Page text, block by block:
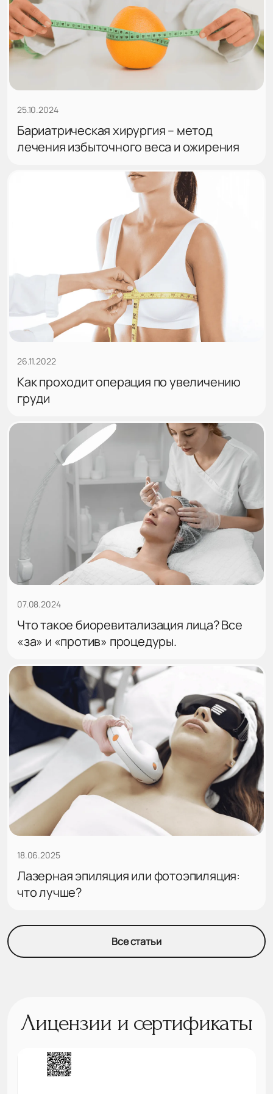
25.10.2024
Бариатрическая хирургия – метод
лечения избыточного веса и ожирения
26.11.2022
Как проходит операция по увеличению
груди
07.08.2024
Что такое биоревитализация лица? Все
«за» и «против» процедуры.
18.06.2025
Лазерная эпиляция или фотоэпиляция:
что лучше?
Все статьи
Лицензии и сертификаты